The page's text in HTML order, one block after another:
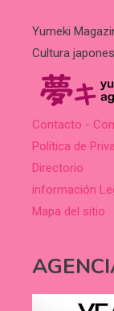
Yumeki
Cultura
Contacto -
Política de
Directorio
información
Mapa del sitio